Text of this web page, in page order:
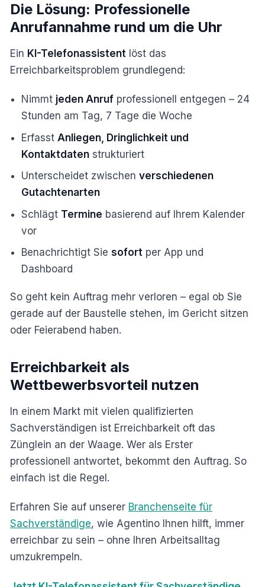
Die Lösung: Professionelle
Anrufannahme rund um die Uhr
Ein KI-Telefonassistent löst das
Erreichbarkeitsproblem grundlegend:
Nimmt jeden Anruf professionell entgegen – 24
Stunden am Tag, 7 Tage die Woche
Erfasst Anliegen, Dringlichkeit und
Kontaktdaten strukturiert
Unterscheidet zwischenverschiedenen
Gutachtenarten
Schlägt Termine basierend auf Ihrem Kalender
vor
Benachrichtigt Siesofort per App und
Dashboard
So geht kein Auftrag mehr verloren – egal ob Sie
gerade auf der Baustelle stehen, im Gericht sitzen
oder Feierabend haben.
Erreichbarkeit als
Wettbewerbsvorteil nutzen
In einem Markt mit vielen qualifizierten
Sachverständigen ist Erreichbarkeit oft das
Zünglein an der Waage. Wer als Erster
professionell antwortet, bekommt den Auftrag. So
einfach ist die Regel.
Erfahren Sie auf unserer Branchenseite für
Sachverständige, wie Agentino Ihnen hilft, immer
erreichbar zu sein – ohne Ihren Arbeitsalltag
umzukrempeln.